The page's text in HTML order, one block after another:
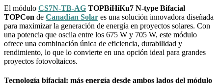
El módulo CS7N-TB-AG TOPBiHiKu7 N-type Bifacial
TOPCon de Canadian Solar es una solución innovadora diseñada
para maximizar la generación de energía en proyectos solares. Con
una potencia que oscila entre los 675 W y 705 W, este módulo
ofrece una combinación única de eficiencia, durabilidad y
rendimiento, lo que lo convierte en una opción ideal para grandes
proyectos fotovoltaicos.
Tecnología bifacial: más energía desde ambos lados del módulo